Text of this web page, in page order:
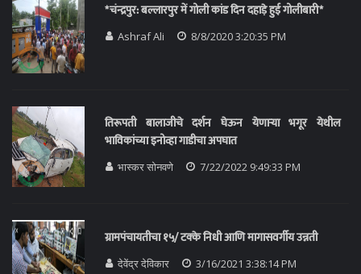
*चंन्द्रपुर: बल्लारपुर में गोली कांड दिन दहाड़े हुई गोलीबारी*
Ashraf Ali 8/8/2020 3:20:35 PM
तिरूपती बालाजीचे दर्शन घेऊन येणाऱ्या भगूर येथील
भाविकांच्या इनोव्हा गाडीचा अपघात
भास्कर सोनवणे 7/22/2022 9:49:33 PM
ग्रामपंचायतीचा १५/ टक्के निधी आणि मागासवर्गीय उन्नती
देवेंद्र देविकार 3/16/2021 3:38:14 PM